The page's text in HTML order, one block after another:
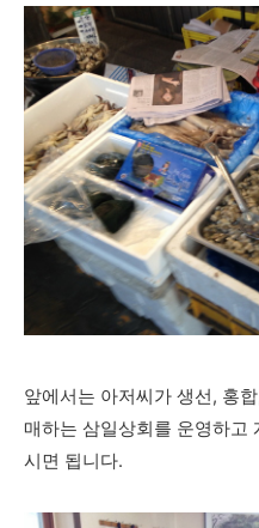
앞에서는 아저씨가 생선, 홍
매하는 삼일상회를 운영하고
시면 됩니다.